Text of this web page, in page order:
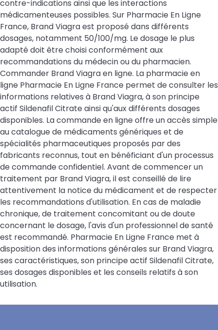
contre-indications ainsi que les interactions
médicamenteuses possibles. Sur Pharmacie En Ligne
France, Brand Viagra est proposé dans différents
dosages, notamment 50/100/mg. Le dosage le plus
adapté doit être choisi conformément aux
recommandations du médecin ou du pharmacien.
Commander Brand Viagra en ligne. La pharmacie en
ligne Pharmacie En Ligne France permet de consulter les
informations relatives à Brand Viagra, à son principe
actif Sildenafil Citrate ainsi qu'aux différents dosages
disponibles. La commande en ligne offre un accès simple
au catalogue de médicaments génériques et de
spécialités pharmaceutiques proposés par des
fabricants reconnus, tout en bénéficiant d'un processus
de commande confidentiel. Avant de commencer un
traitement par Brand Viagra, il est conseillé de lire
attentivement la notice du médicament et de respecter
les recommandations d'utilisation. En cas de maladie
chronique, de traitement concomitant ou de doute
concernant le dosage, l'avis d'un professionnel de santé
est recommandé. Pharmacie En Ligne France met à
disposition des informations générales sur Brand Viagra,
ses caractéristiques, son principe actif Sildenafil Citrate,
ses dosages disponibles et les conseils relatifs à son
utilisation.